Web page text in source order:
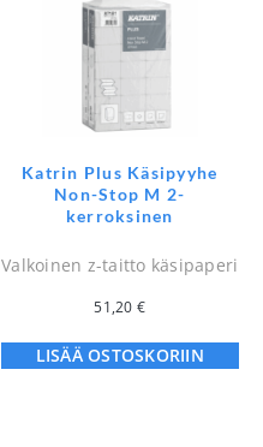
Katrin Plus Käsipyyhe
Non-Stop M 2-
kerroksinen
Valkoinen z-taitto käsipaperi
51,20 €
LISÄÄ OSTOSKORIIN